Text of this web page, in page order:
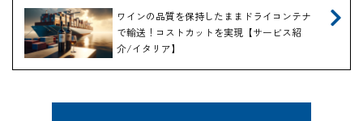
ワインの品質を保持したままドライコンテナ
で輸送！コストカットを実現【サービス紹
介/イタリア】